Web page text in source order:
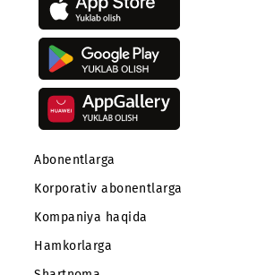
Mobiuz ilovasini yuklab oling